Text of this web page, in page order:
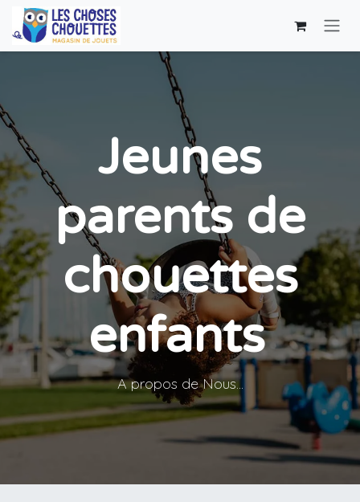
Skip to Content
Jeunes
parents de
chouettes
enfants
A propos de Nous...